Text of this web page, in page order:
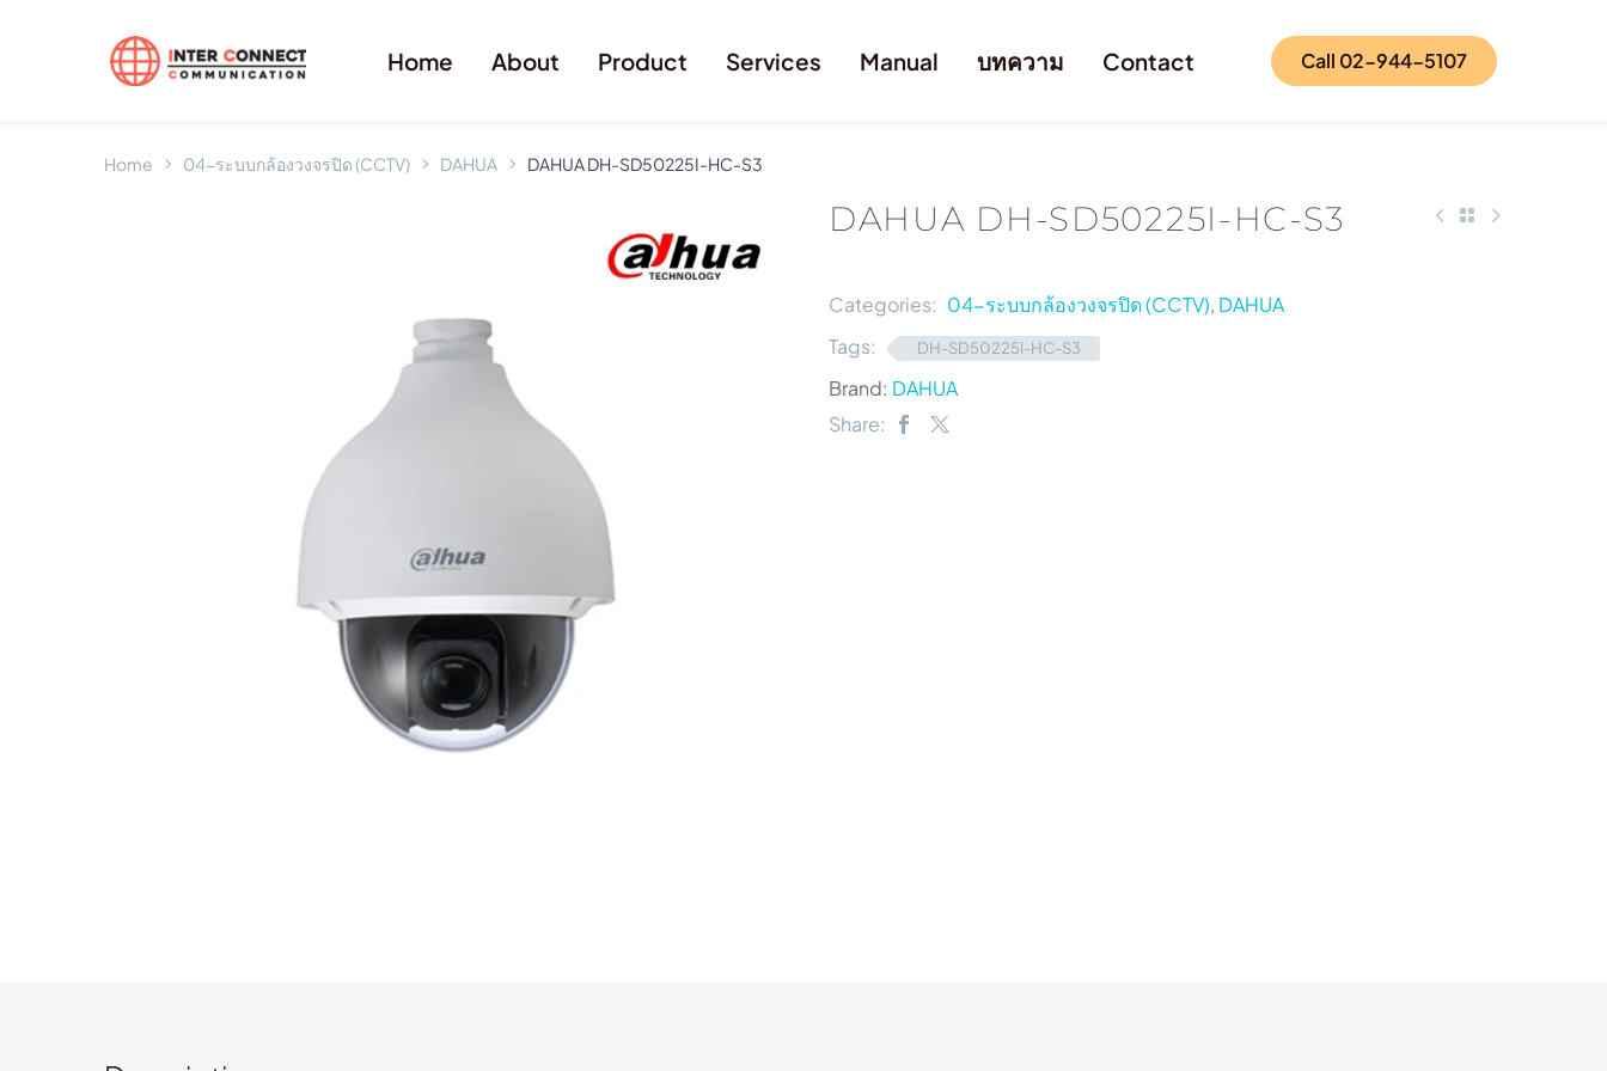
Home About Product Services Manual บทความ Contact Call 02-944-5107
Home 04-ระบบกล้องวงจรปิด (CCTV) DAHUA DAHUA DH-SD50225I-HC-S3
DAHUA DH-SD50225I-HC-S3
Categories: 04-ระบบกล้องวงจรปิด (CCTV), DAHUA
Tags:
DH-SD50225I-HC-S3
Brand: DAHUA
Share: